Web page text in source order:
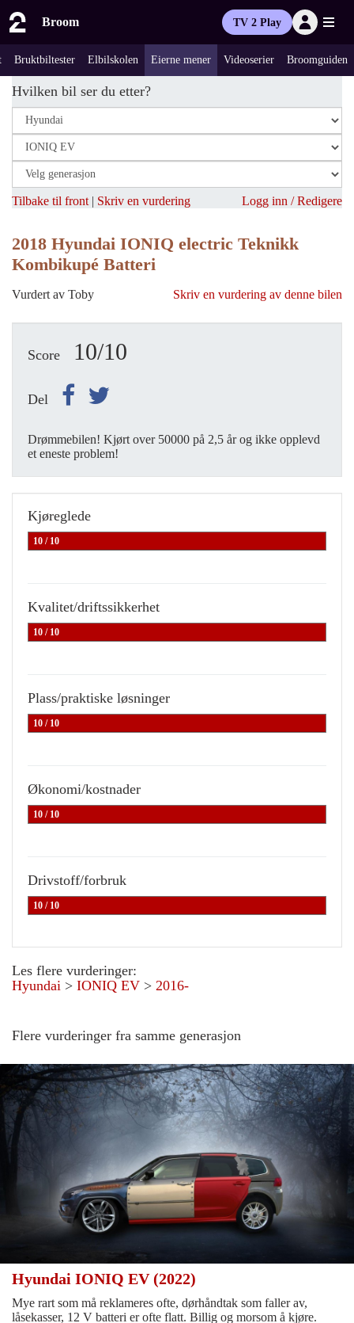
Broom TV 2 Play
Bruktbiltester Elbilskolen Eierne mener Videoserier Broomguiden
Hvilken bil ser du etter?
Tilbake til front | Skriv en vurdering Logg inn / Redigere
2018 Hyundai IONIQ electric Teknikk
Kombikupé Batteri
Vurdert av Toby Skriv en vurdering av denne bilen
Score 10/10
Del
Drømmebilen! Kjørt over 50000 på 2,5 år og ikke opplevd
et eneste problem!
Kjøreglede
10 / 10
Kvalitet/driftssikkerhet
10 / 10
Plass/praktiske løsninger
10 / 10
Økonomi/kostnader
10 / 10
Drivstoff/forbruk
10 / 10
Les flere vurderinger:
Hyundai > IONIQ EV > 2016-
Flere vurderinger fra samme generasjon
Hyundai IONIQ EV (2022)
Mye rart som må reklameres ofte, dørhåndtak som faller av,
låsekasser, 12 V batteri er ofte flatt. Billig og morsom å kjøre.